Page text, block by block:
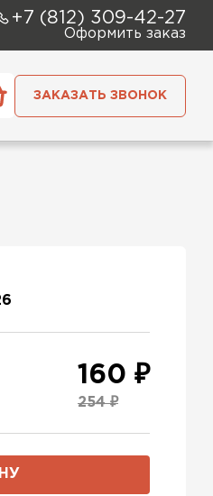
+7 (812) 309-42-27
Оформить заказ
ЗАКАЗАТЬ ЗВОНОК
160 ₽
254 ₽